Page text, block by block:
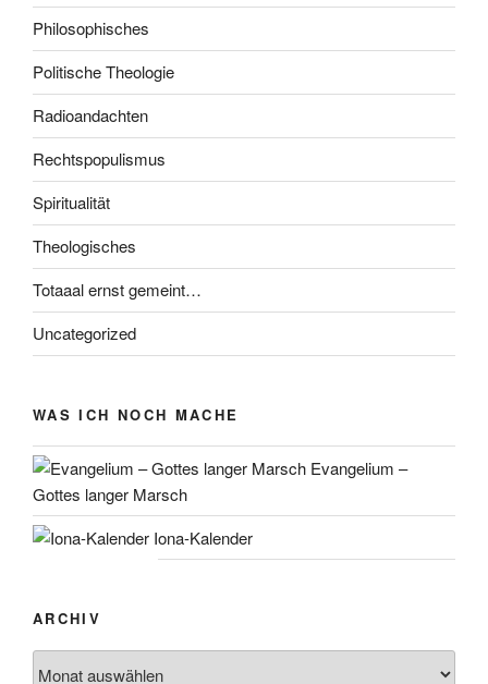
Philosophisches
Politische Theologie
Radioandachten
Rechtspopulismus
Spiritualität
Theologisches
Totaaal ernst gemeint…
Uncategorized
WAS ICH NOCH MACHE
Evangelium –
Gottes langer Marsch
Iona-Kalender
ARCHIV